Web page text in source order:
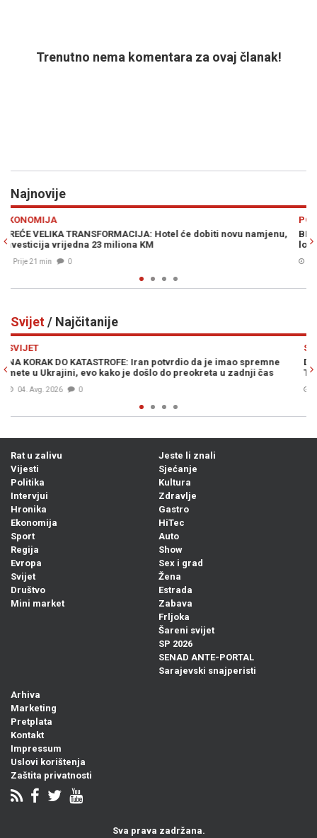
Trenutno nema komentara za ovaj članak!
Najnovije
namjenu,
POLITIKA
BRZA POŠTA ZA SPECIJALCE: Kako je EuroExpress postao
logistika za tajne policijske operacije MUP-a RS
Prije 37 min
Svijet/ Najčitanije
čas
DRAMA U WASHINGTONU: Teške optužbe na račun
Trumpa –„On je najveći lažov...“
04. Avg. 2026
Rat u zalivu
Vijesti
Politika
Intervjui
Hronika
Ekonomija
Sport
Regija
Evropa
Svijet
Društvo
Mini market
Jeste li znali
Sjećanje
Kultura
Zdravlje
Gastro
HiTec
Auto
Show
Sex i grad
Žena
Estrada
Zabava
Frljoka
Šareni svijet
SP 2026
SENAD ANTE-PORTAL
Sarajevski snajperisti
Arhiva
Marketing
Pretplata
Kontakt
Impressum
Uslovi korištenja
Zaštita privatnosti
Sva prava zadržana.